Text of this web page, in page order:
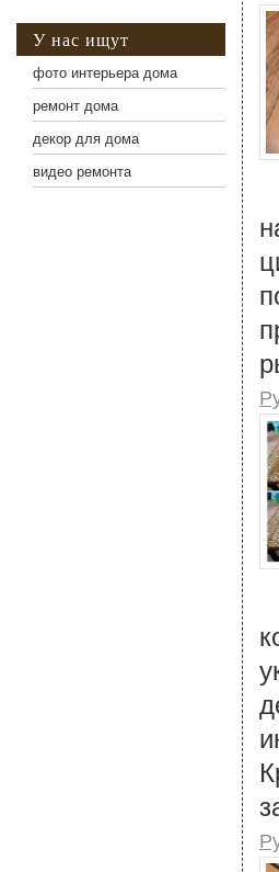
У нас ищут
фото интерьера дома
ремонт дома
декор для дома
видео ремонта